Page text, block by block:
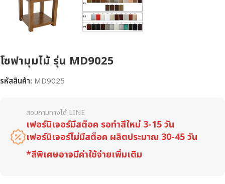
โซฟามุมไม้ รุ่น MD9025
รหัสสินค้า: MD9025
สอบถามทางได้ LINE
เฟอร์นิเจอร์มีสต็อค รอทำสีใหม่ 3-15 วัน
เฟอร์นิเจอร์ไม่มีสต็อค ผลิตประมาณ 30-45 วัน
*สีพิเศษอาจมีค่าใช้จ่ายเพิ่มเติม